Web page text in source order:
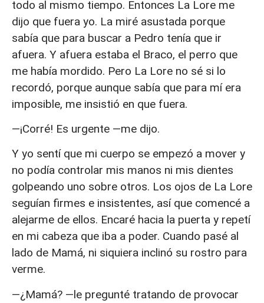
todo al mismo tiempo. Entonces La Lore me
dijo que fuera yo. La miré asustada porque
sabía que para buscar a Pedro tenía que ir
afuera. Y afuera estaba el Braco, el perro que
me había mordido. Pero La Lore no sé si lo
recordó, porque aunque sabía que para mí era
imposible, me insistió en que fuera.
—¡Corré! Es urgente —me dijo.
Y yo sentí que mi cuerpo se empezó a mover y
no podía controlar mis manos ni mis dientes
golpeando uno sobre otros. Los ojos de La Lore
seguían firmes e insistentes, así que comencé a
alejarme de ellos. Encaré hacia la puerta y repetí
en mi cabeza que iba a poder. Cuando pasé al
lado de Mamá, ni siquiera inclinó su rostro para
verme.
—¿Mamá? —le pregunté tratando de provocar